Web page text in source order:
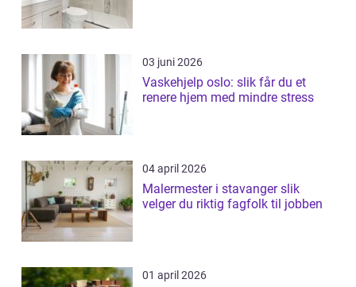
03 juni 2026
Vaskehjelp oslo: slik får du et
renere hjem med mindre stress
04 april 2026
Malermester i stavanger slik
velger du riktig fagfolk til jobben
01 april 2026